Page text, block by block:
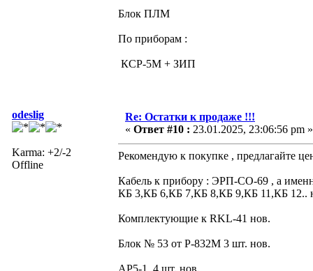
Блок ПЛМ
По приборам :
КСР-5М + ЗИП
odeslig
Karma: +2/-2
Offline
Re: Остатки к продаже !!!
« Ответ #10 : 23.01.2025, 23:06:56 pm »
Рекомендую к покупке , предлагайте
Кабель к прибору : ЭРП-СО-69 , а
КБ 3,КБ 6,КБ 7,КБ 8,КБ 9,КБ 11,КБ 12..
Комплектующие к RKL-41 нов.
Блок № 53 от Р-832М 3 шт. нов.
АР5-1 4 шт. нов.